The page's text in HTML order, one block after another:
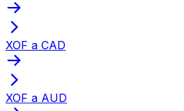
XOF a CAD
XOF a AUD